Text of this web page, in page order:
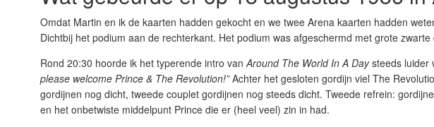
Omdat Martin en ik de kaarten hadden gekocht en we twee Arena kaarten hadden
Dichtbij het podium aan de rechterkant. Het podium was afgeschermd met grote zwarte
Rond 20:30 hoorde ik het typerende intro vanAround The World In A Daysteeds luider
please welcome Prince & The Revolution!”Achter het gesloten gordijn viel The
gordijnen nog dicht, tweede couplet gordijnen nog steeds dicht. Tweede refrein:
en het onbetwiste middelpunt Prince die er (heel veel) zin in had.